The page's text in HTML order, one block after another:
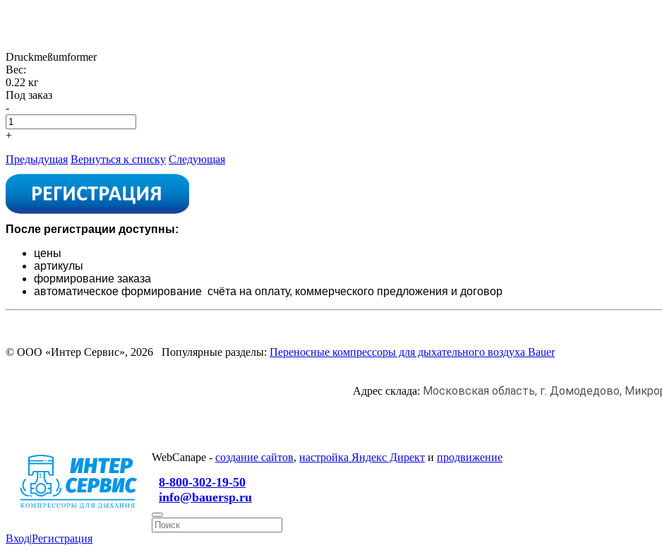
Druckmeßumformer
Вес:
0.22 кг
Под заказ
-
+
Предыдущая Вернуться к списку Следующая
После регистрации доступны:
цены
артикулы
формирование заказа
автоматическое формирование счёта на оплату, коммерческого предложения и договор
© ООО «Интер Сервис», 2026 Популярные разделы: Переносные компрессоры для дыхательного воздуха Bauer
Адрес склада: Московская область, г. Домодедово,
WebCanape - создание сайтов, настройка Яндекс Директ и продвижение
8-800-302-19-50
info@bauersp.ru
Вход|Регистрация